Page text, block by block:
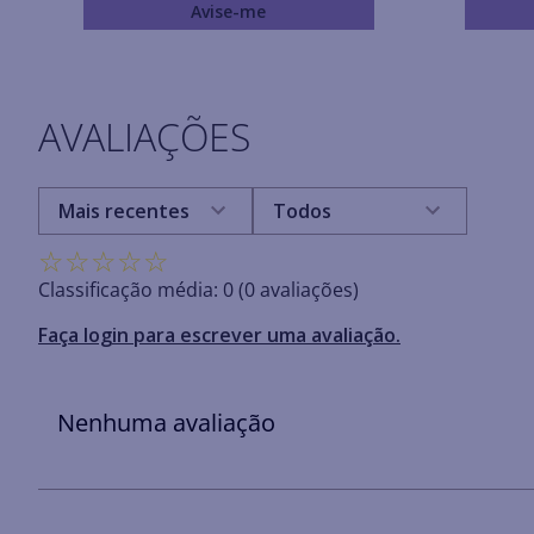
Avise-me
AVALIAÇÕES
☆☆☆☆☆
Classificação média: 0(0 avaliações)
Faça login para escrever uma avaliação.
Mais recentes Todos
Nenhuma avaliação